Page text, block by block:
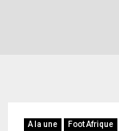
A la une Foot Afrique